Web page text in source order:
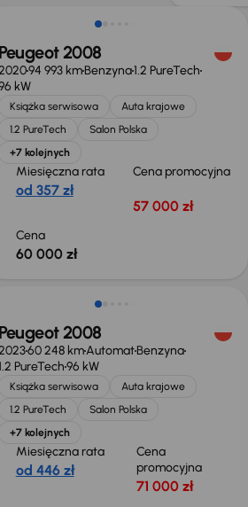
Peugeot 2008
94 993 kmBenzyna1.2 PureTech
kW
Książka serwisowa
Auta krajowe
1.2 PureTech
Salon Polska
+7 kolejnych
Miesięczna rata
od 357 zł
Cena promocyjna
57 000 zł
Cena
60 000 zł
Taniej o 1 000 zł
Peugeot 2008
60 248 kmAutomatBenzyna
PureTech96 kW
Książka serwisowa
Auta krajowe
1.2 PureTech
Salon Polska
+7 kolejnych
Miesięczna rata
od 446 zł
Cena
promocyjna
71 000 zł